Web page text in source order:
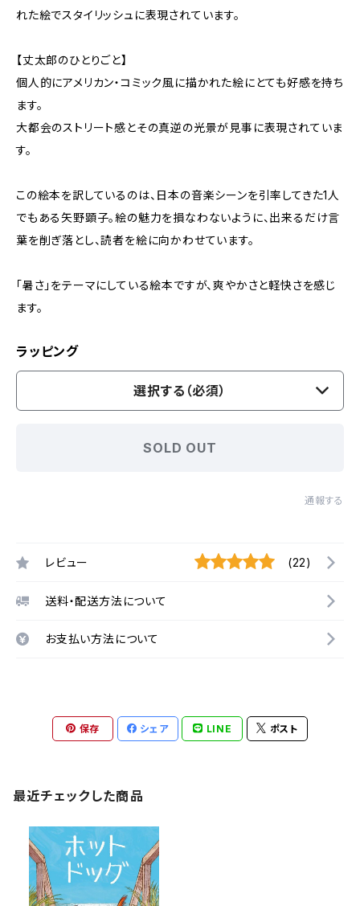
れた絵でスタイリッシュに表現されています。
【丈太郎のひとりごと】
個人的にアメリカン・コミック風に描かれた絵にとても好感を持ち
ます。
大都会のストリート感とその真逆の光景が見事に表現されていま
す。
この絵本を訳しているのは、日本の音楽シーンを引率してきた1人
でもある矢野顕子。絵の魅力を損なわないように、出来るだけ言
葉を削ぎ落とし、読者を絵に向かわせています。
「暑さ」をテーマにしている絵本ですが、爽やかさと軽快さを感じ
ます。
ラッピング
選択する（必須）
SOLD OUT
通報する
レビュー (22)
送料・配送方法について
お支払い方法について
保存 シェア LINE ポスト
最近チェックした商品